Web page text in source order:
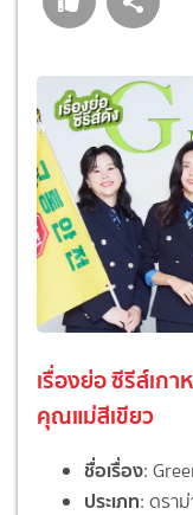
เรื่องย่อ ซีรีส์เก
คุณแม่สีเขียว
ชื่อเรื่อง:
ประเภท: ดรา